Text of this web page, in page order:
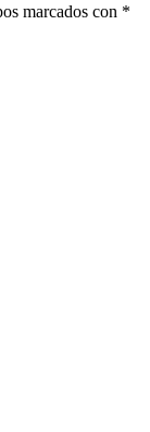
marcados con *